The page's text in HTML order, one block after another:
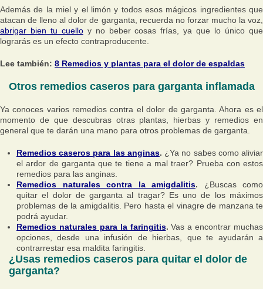
Además de la miel y el limón y todos esos mágicos ingredientes que
atacan de lleno al dolor de garganta, recuerda no forzar mucho la voz,
abrigar bien tu cuelloy no beber cosas frías, ya que lo único que
lograrás es un efecto contraproducente.
Lee también: 8 Remedios y plantas para el dolor de espaldas
Otros remedios caseros para garganta inflamada
Ya conoces varios remedios contra el dolor de garganta. Ahora es el
momento de que descubras otras plantas, hierbas y remedios en
general que te darán una mano para otros problemas de garganta.
Remedios caseros para las anginas. ¿Ya no sabes como aliviar
el ardor de garganta que te tiene a mal traer? Prueba con estos
remedios para las anginas.
Remedios naturales contra la amigdalitis. ¿Buscas como
quitar el dolor de garganta al tragar? Es uno de los máximos
problemas de la amigdalitis. Pero hasta el vinagre de manzana te
podrá ayudar.
Remedios naturales para la faringitis. Vas a encontrar muchas
opciones, desde una infusión de hierbas, que te ayudarán a
contrarrestar esa maldita faringitis.
¿Usas remedios caseros para quitar el dolor de
garganta?